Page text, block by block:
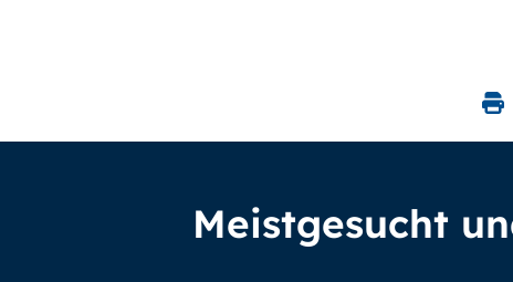
Meistgesucht